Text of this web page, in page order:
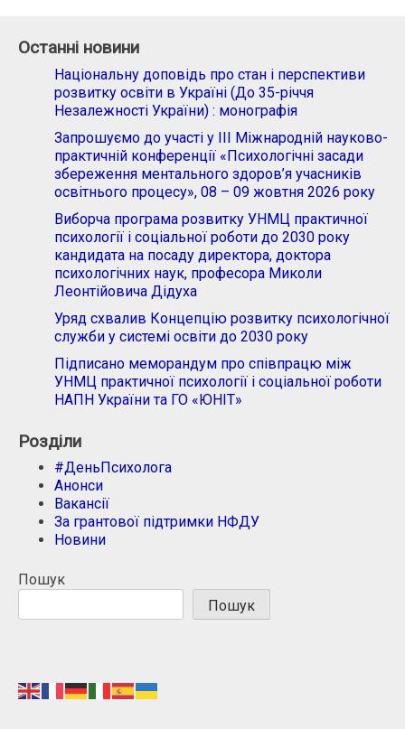
Останні новини
Національну доповідь про стан і перспективи
розвитку освіти в Україні (До 35-річчя
Незалежності України) : монографія
Запрошуємо до участі у ІІІ Міжнародній науково-
практичній конференції «Психологічні засади
збереження ментального здоров’я учасників
освітнього процесу», 08 – 09 жовтня 2026 року
Виборча програма розвитку УНМЦ практичної
психології і соціальної роботи до 2030 року
кандидата на посаду директора, доктора
психологічних наук, професора Миколи
Леонтійовича Дідуха
Уряд схвалив Концепцію розвитку психологічної
служби у системі освіти до 2030 року
Підписано меморандум про співпрацю між
УНМЦ практичної психології і соціальної роботи
НАПН України та ГО «ЮНІТ»
Розділи
#ДеньПсихолога
Анонси
Вакансії
За грантової підтримки НФДУ
Новини
Пошук
Пошук